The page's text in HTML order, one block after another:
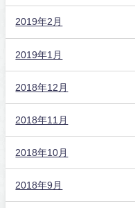
2019年2月
2019年1月
2018年12月
2018年11月
2018年10月
2018年9月